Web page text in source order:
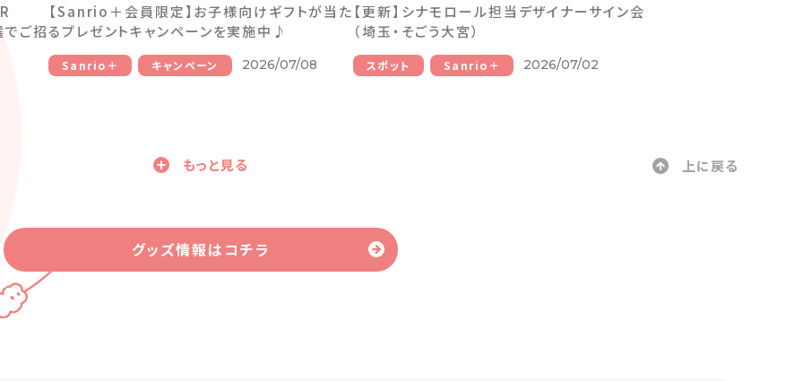
ご招
【Sanrio＋会員限定】お子様向けギフトが当た
るプレゼントキャンペーンを実施中♪
Sanrio＋ キャンペーン 2026/07/08
【更新】シナモロール担当デザイナーサイン会
（埼玉・そごう大宮）
スポット Sanrio＋ 2026/07/02
もっと見る 上に戻る
グッズ情報はコチラ